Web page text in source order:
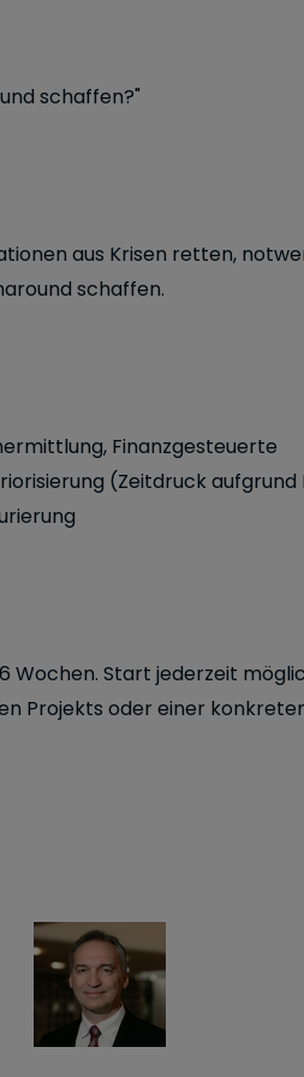
schaffen?"
aus Krisen retten,
schaffen.
Finanzgesteuerte
(Zeitdruck aufgrund
Wochen. Start jederzeit
Projekts oder einer